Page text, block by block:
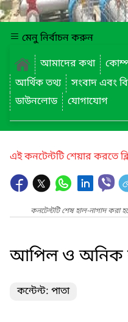
মেনু নির্বাচন করুন
আমাদের কথা
আর্থিক তথ্য
সংবাদ এবং
ডাউনলোড
যোগাযোগ
এই কনটেন্টটি শেয়ার করতে
কনটেন্টটি শেষ হাল-নাগাদ
আপিল ও অনিক
কন্টেন্ট: পাতা